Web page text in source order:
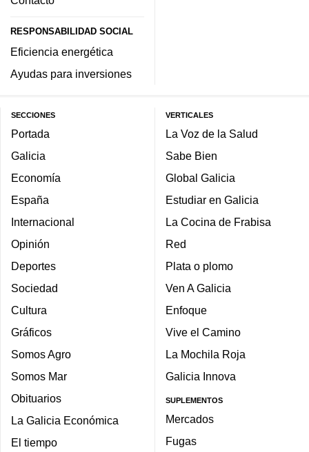
RESPONSABILIDAD SOCIAL
Eficiencia energética
Ayudas para inversiones
SECCIONES
Portada
Galicia
Economía
España
Internacional
Opinión
Deportes
Sociedad
Cultura
Gráficos
Somos Agro
Somos Mar
Obituarios
La Galicia Económica
El tiempo
VERTICALES
La Voz de la Salud
Sabe Bien
Global Galicia
Estudiar en Galicia
La Cocina de Frabisa
Red
Plata o plomo
Ven A Galicia
Enfoque
Vive el Camino
La Mochila Roja
Galicia Innova
SUPLEMENTOS
Mercados
Fugas